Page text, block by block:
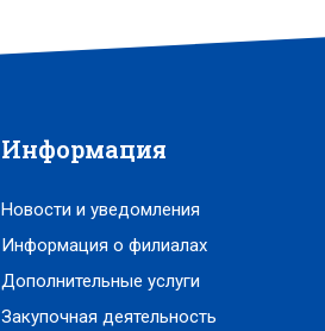
Информация
Новости и уведомления
Информация о филиалах
Дополнительные услуги
Закупочная деятельность